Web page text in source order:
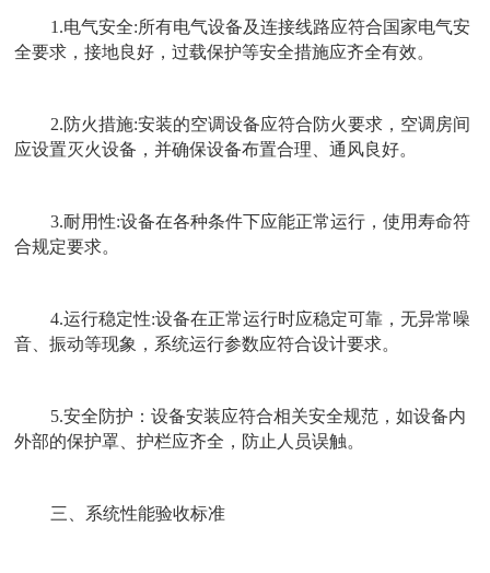
1.电气安全:所有电气设备及连接线路应符合国家电气安
全要求，接地良好，过载保护等安全措施应齐全有效。
2.防火措施:安装的空调设备应符合防火要求，空调房间
应设置灭火设备，并确保设备布置合理、通风良好。
3.耐用性:设备在各种条件下应能正常运行，使用寿命符
合规定要求。
4.运行稳定性:设备在正常运行时应稳定可靠，无异常噪
音、振动等现象，系统运行参数应符合设计要求。
5.安全防护：设备安装应符合相关安全规范，如设备内
外部的保护罩、护栏应齐全，防止人员误触。
三、系统性能验收标准